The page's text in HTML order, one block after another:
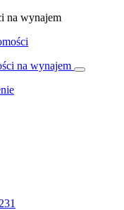
na wynajem